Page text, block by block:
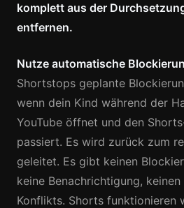
komplett aus der
entfernen.
Nutze automatische
Shortstops geplante
wenn dein Kind während der
YouTube öffnet und den
passiert. Es wird zurück zum
geleitet. Es gibt keinen
keine Benachrichtigung,
Konflikts. Shorts funktionieren